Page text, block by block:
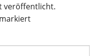
veröffentlicht.
markiert